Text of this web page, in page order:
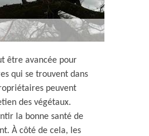
être avancée pour
qui se trouvent dans
peuvent
des végétaux.
la bonne santé de
À côté de cela, les